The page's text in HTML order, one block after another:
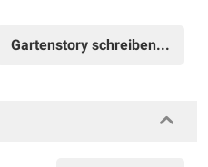
Gartenstory schreiben...